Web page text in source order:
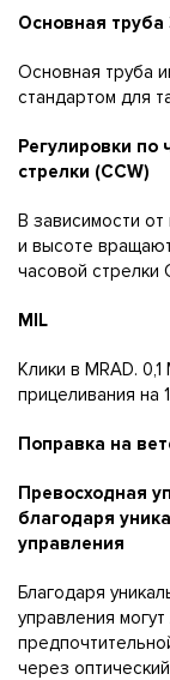
Основная
Основная труба
стандартом для
Регулировки по
стрелки (CCW)
В зависимости
и высоте
часовой стрелки
MIL
Клики в MRAD.
прицеливания на
Поправка на
Превосходная
благодаря
управления
Благодаря
управления
через